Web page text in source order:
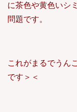
に茶色や黄色いシ
問題です。
これがまるでうん
です＞＜